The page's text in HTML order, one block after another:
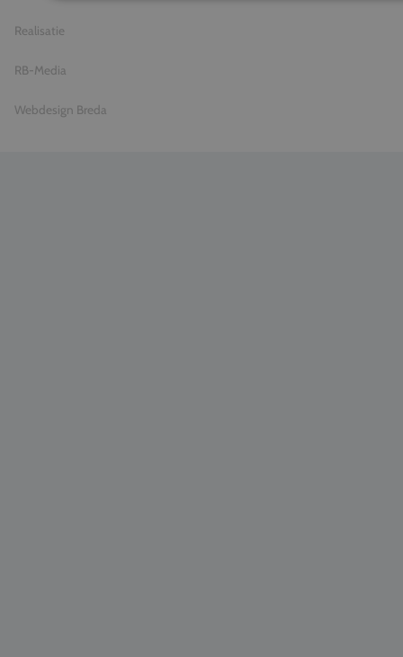
Realisatie
RB-Media
Webdesign Breda